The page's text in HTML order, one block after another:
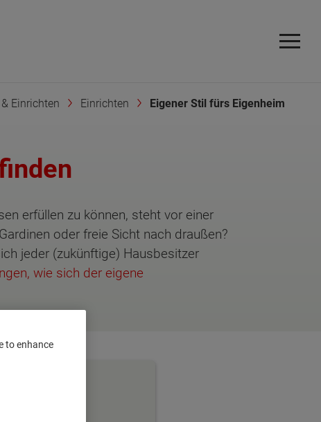
Einrichten Einrichten Eigener Stil fürs Eigenheim
erfüllen zu können, steht vor einer
oder freie Sicht nach draußen?
jeder (zukünftige) Hausbesitzer
wie sich der eigene
to enhance